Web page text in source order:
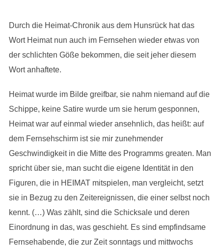
Durch die Heimat-Chronik aus dem Hunsrück hat das
Wort Heimat nun auch im Fernsehen wieder etwas von
der schlichten Göße bekommen, die seit jeher diesem
Wort anhaftete.
Heimat wurde im Bilde greifbar, sie nahm niemand auf die
Schippe, keine Satire wurde um sie herum gesponnen,
Heimat war auf einmal wieder ansehnlich, das heißt: auf
dem Fernsehschirm ist sie mir zunehmender
Geschwindigkeit in die Mitte des Programms greaten. Man
spricht über sie, man sucht die eigene Identität in den
Figuren, die in HEIMAT mitspielen, man vergleicht, setzt
sie in Bezug zu den Zeitereignissen, die einer selbst noch
kennt. (…) Was zählt, sind die Schicksale und deren
Einordnung in das, was geschieht. Es sind empfindsame
Fernsehabende, die zur Zeit sonntags und mittwochs